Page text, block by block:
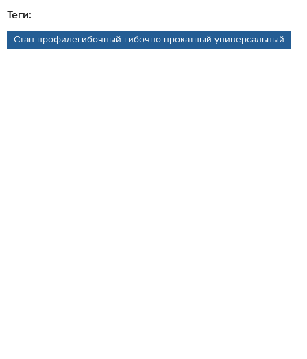
Теги:
Стан профилегибочный гибочно-прокатный универсальный